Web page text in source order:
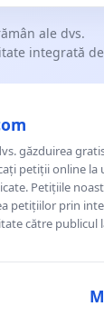
ale dvs.
integrată
găzduirea
petiții online la
Petițiile
petițiilor prin
către publicul